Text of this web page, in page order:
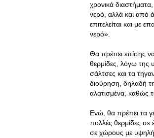
χρονικά
νερό, αλλά και από
επιτελείται και με
νερό».
Θα πρέπει επίσης
θερμίδες, λόγω της
σάλτσες και τα
διούρηση, δηλαδή
αλατισμένα, καθώς
Ενώ, θα πρέπει τα
πολλές θερμίδες σε
σε χώρους με υψηλή